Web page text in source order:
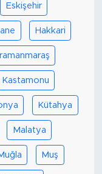
Eskişehir
Hakkari
Kastamonu
Kütahya
Malatya
Muş